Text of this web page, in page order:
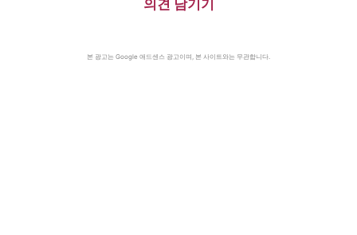
의견 남기기
본 광고는 Google 애드센스 광고이며, 본 사이트와는 무관합니다.